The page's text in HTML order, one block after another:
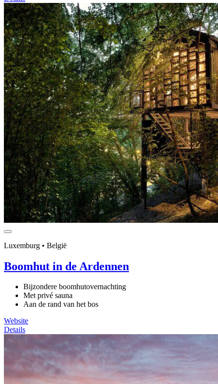
Luxemburg • België
Boomhut in de Ardennen
Bijzondere boomhutovernachting
Met privé sauna
Aan de rand van het bos
Website
Details